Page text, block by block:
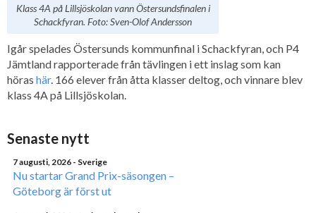
Klass 4A på Lillsjöskolan vann Östersundsfinalen i
Schackfyran. Foto: Sven-Olof Andersson
Igår spelades Östersunds kommunfinal i Schackfyran, och P4
Jämtland rapporterade från tävlingen i ett inslag som kan
höras här. 166 elever från åtta klasser deltog, och vinnare blev
klass 4A på Lillsjöskolan.
Senaste nytt
7 augusti, 2026 - Sverige
Nu startar Grand Prix-säsongen –
Göteborg är först ut